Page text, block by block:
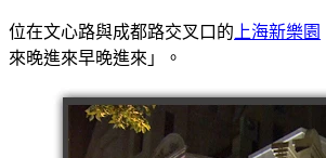
位在文心路與成都路交叉口的 上海新樂園
來晚進來早晚進來」。